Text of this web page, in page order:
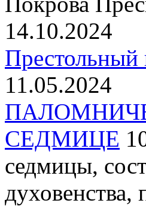
14.10.2024
Престольный
11.05.2024
СЕДМИЦЕ
седмицы,